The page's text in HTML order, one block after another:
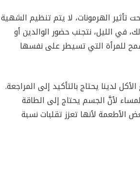
تأثير الهرمونات، لا يتم تنظيم الشهية
في الليل، نتجنب حضور الوالدين أو
للمرأة التي تسيطر على نفسها
لدينا يحتاج بالتأكيد إلى المراجعة.
لأنَّ الجسم يحتاج إلى الطاقة
الأطعمة لأنها تعزز تقلبات نسبة